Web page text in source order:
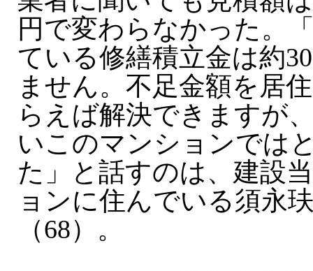
円で変わらなかった。
ている修繕積立金は約
ません。不足金額を居
らえば解決できますが
いこのマンションでは
た」と話すのは、建設
ョンに住んでいる須永
（68）。